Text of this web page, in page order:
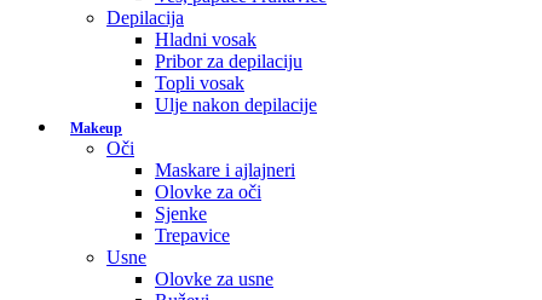
Depilacija
Hladni vosak
Pribor za depilaciju
Topli vosak
Ulje nakon depilacije
Makeup
Oči
Maskare i ajlajneri
Olovke za oči
Sjenke
Trepavice
Usne
Olovke za usne